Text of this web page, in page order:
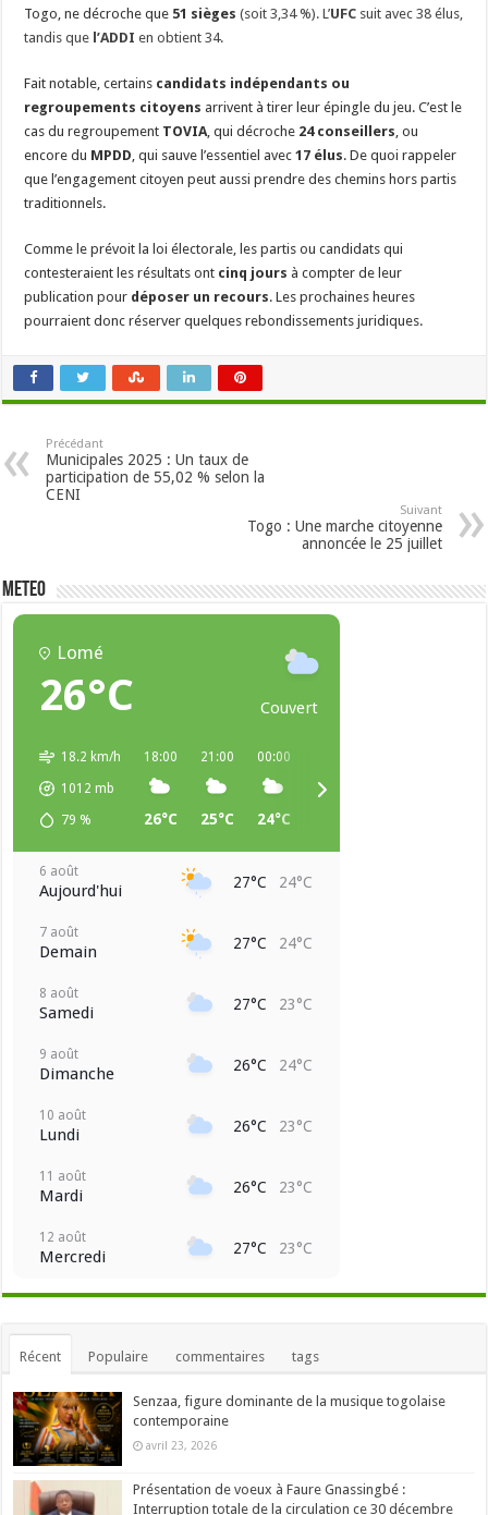
Togo, ne décroche que 51 sièges (soit 3,34 %). L’UFC suit avec 38 élus,
tandis que l’ADDI en obtient 34.
Fait notable, certains candidats indépendants ou
regroupements citoyens arrivent à tirer leur épingle du jeu. C’est le
cas du regroupement TOVIA, qui décroche 24 conseillers, ou
encore du MPDD, qui sauve l’essentiel avec17 élus. De quoi rappeler
que l’engagement citoyen peut aussi prendre des chemins hors partis
traditionnels.
Comme le prévoit la loi électorale, les partis ou candidats qui
contesteraient les résultats ont cinq jours à compter de leur
publication pour déposer un recours. Les prochaines heures
pourraient donc réserver quelques rebondissements juridiques.
Précédant
Municipales 2025 : Un taux de
participation de 55,02 % selon la
CENI
Suivant
Togo : Une marche citoyenne
annoncée le 25 juillet
METEO
Lomé
26°C Couvert
18.2 km/h
1012 mb
79 %
18:00
26°C
21:00
25°C
00:00
24°C
6 août
Aujourd'hui 27°C 24°C
7 août
Demain 27°C 24°C
8 août
Samedi 27°C 23°C
9 août
Dimanche 26°C 24°C
10 août
Lundi 26°C 23°C
11 août
Mardi 26°C 23°C
12 août
Mercredi 27°C 23°C
Récent Populaire commentaires tags
Senzaa, figure dominante de la musique togolaise
contemporaine
avril 23, 2026
Présentation de voeux à Faure Gnassingbé :
Interruption totale de la circulation ce 30 décembre